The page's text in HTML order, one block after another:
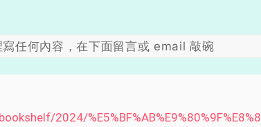
任何內容，在下面留言或 email 敲碗
2024/